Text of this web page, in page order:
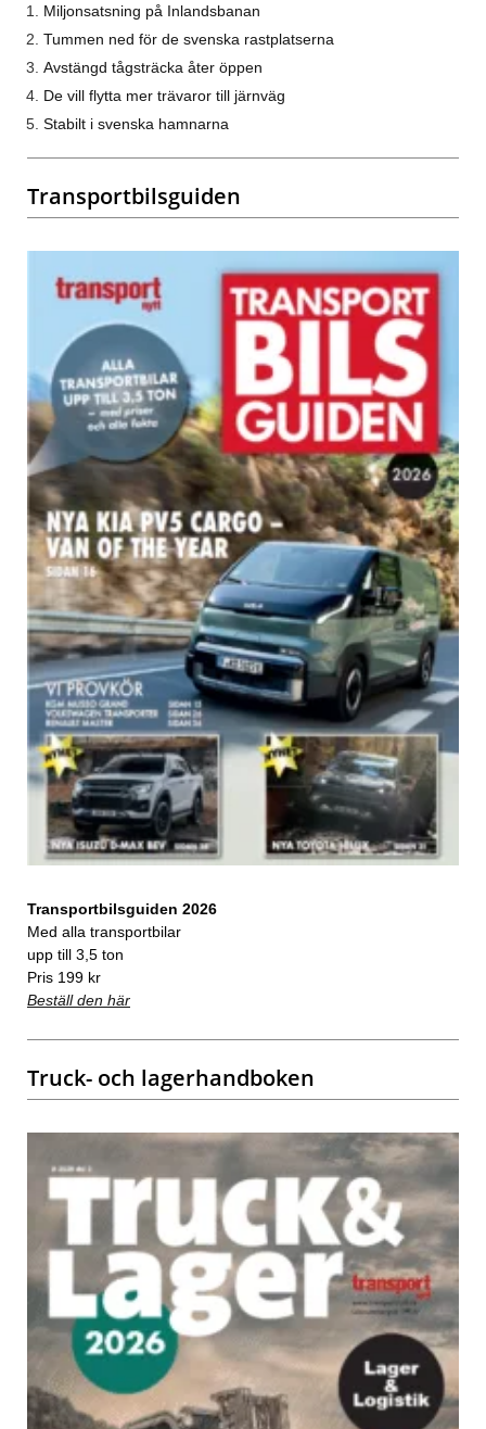
Miljonsatsning på Inlandsbanan
Tummen ned för de svenska rastplatserna
Avstängd tågsträcka åter öppen
De vill flytta mer trävaror till järnväg
Stabilt i svenska hamnarna
Transportbilsguiden
Transportbilsguiden 2026
Med alla transportbilar
upp till 3,5 ton
Pris 199 kr
Beställ den här
Truck- och lagerhandboken